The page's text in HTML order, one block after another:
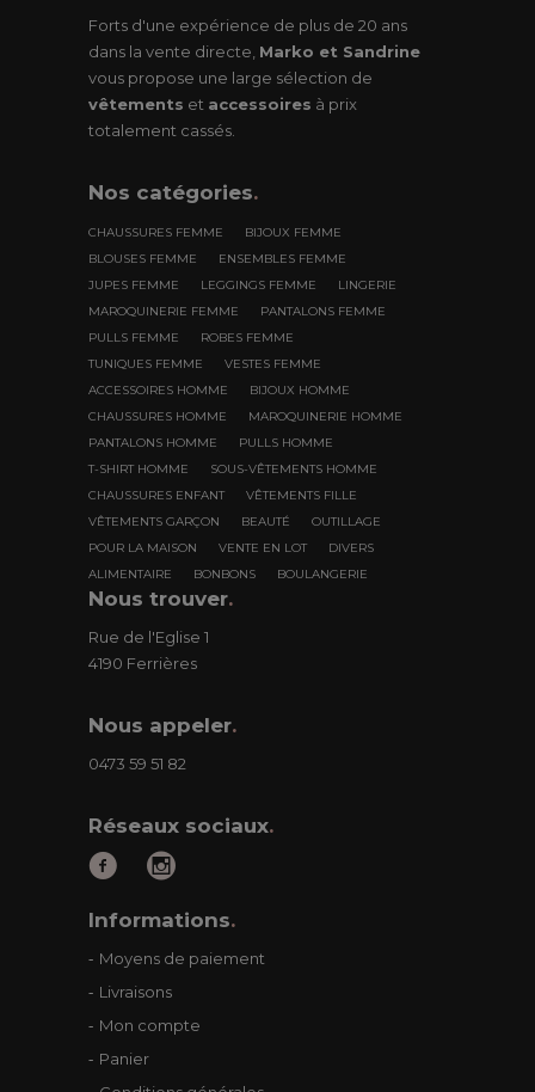
Forts d'une expérience de plus de 20 ans
dans la vente directe, Marko et Sandrine
vous propose une large sélection de
vêtements et accessoires à prix
totalement cassés.
Nos catégories.
CHAUSSURES FEMME
BIJOUX FEMME
BLOUSES FEMME
ENSEMBLES FEMME
JUPES FEMME
LEGGINGS FEMME
LINGERIE
MAROQUINERIE FEMME
PANTALONS FEMME
PULLS FEMME
ROBES FEMME
TUNIQUES FEMME
VESTES FEMME
ACCESSOIRES HOMME
BIJOUX HOMME
CHAUSSURES HOMME
MAROQUINERIE HOMME
PANTALONS HOMME
PULLS HOMME
T-SHIRT HOMME
SOUS-VÊTEMENTS HOMME
CHAUSSURES ENFANT
VÊTEMENTS FILLE
VÊTEMENTS GARÇON
BEAUTÉ
OUTILLAGE
POUR LA MAISON
VENTE EN LOT
DIVERS
ALIMENTAIRE
BONBONS BOULANGERIE
Nous trouver.
Rue de l'Eglise 1
4190 Ferrières
Nous appeler.
0473 59 51 82
Réseaux sociaux.
Informations.
Moyens de paiement
Livraisons
Mon compte
Panier